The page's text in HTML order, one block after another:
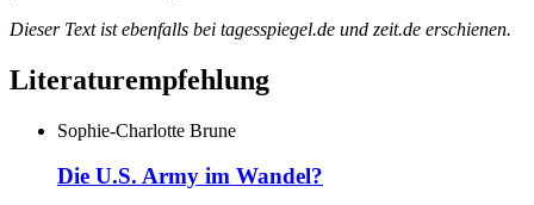
Dieser Text ist ebenfalls bei tagesspiegel.de und zeit.de erschienen.
Literaturempfehlung
Sophie-Charlotte Brune
Die U.S. Army im Wandel?